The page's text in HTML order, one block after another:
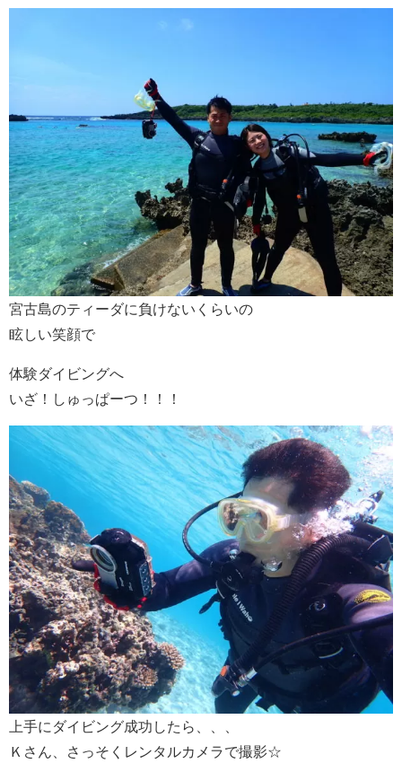
宮古島のティーダに負けないくらいの
眩しい笑顔で
体験ダイビングへ
いざ！しゅっぱーつ！！！
上手にダイビング成功したら、、、
Ｋさん、さっそくレンタルカメラで撮影☆